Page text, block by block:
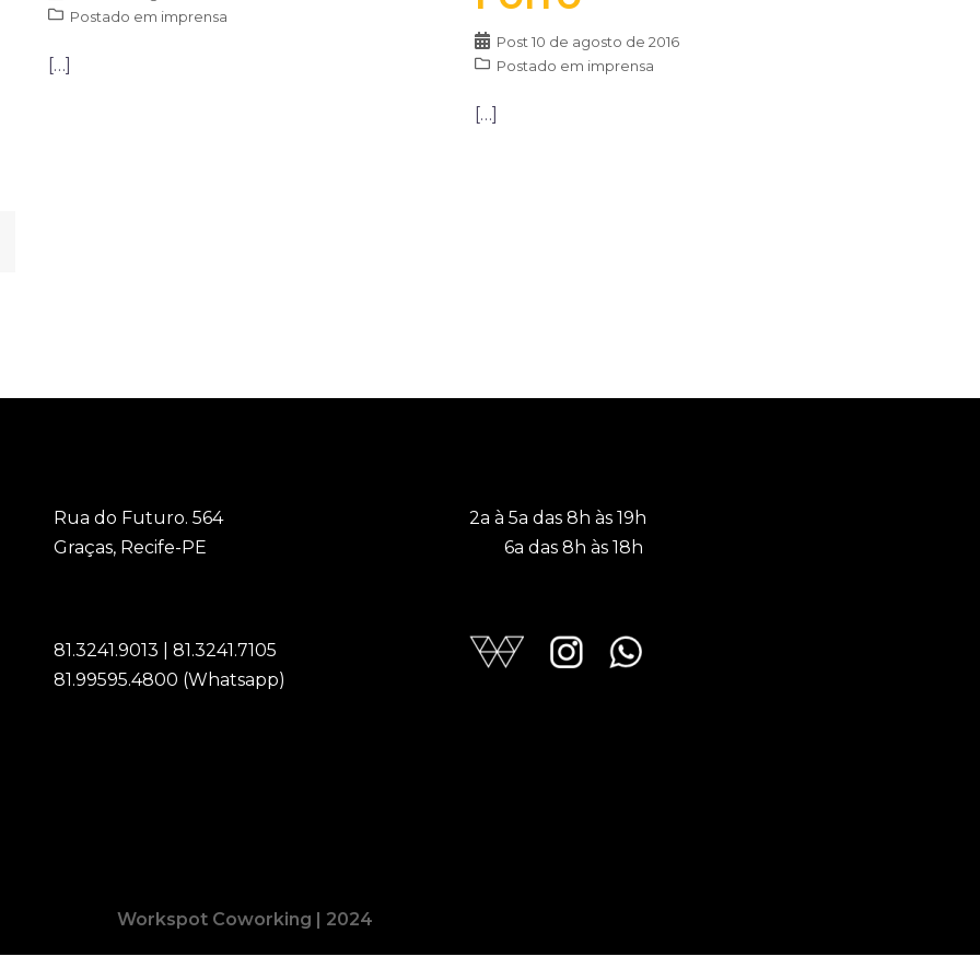
Postado em imprensa
[…]
Post 10 de agosto de 2016
Postado em imprensa
[…]
Rua do Futuro. 564
Graças, Recife-PE
81.3241.9013 | 81.3241.7105
81.99595.4800 (Whatsapp)
2a à 5a das 8h às 19h
6a das 8h às 18h
Workspot Coworking | 2024